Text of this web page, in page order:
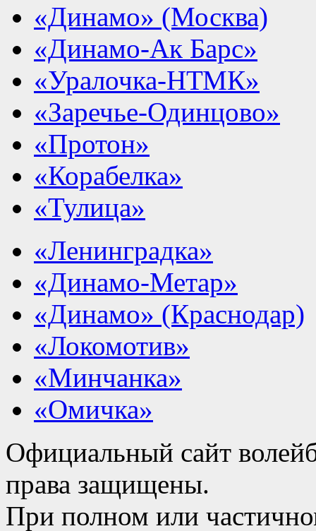
«Динамо» (Москва)
«Динамо-Ак Барс»
«Уралочка-НТМК»
«Заречье-Одинцово»
«Протон»
«Корабелка»
«Тулица»
«Ленинградка»
«Динамо-Метар»
«Динамо» (Краснодар)
«Локомотив»
«Минчанка»
«Омичка»
Официальный сайт
права защищены.
При полном или